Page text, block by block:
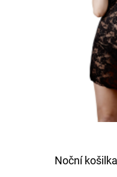
Noční